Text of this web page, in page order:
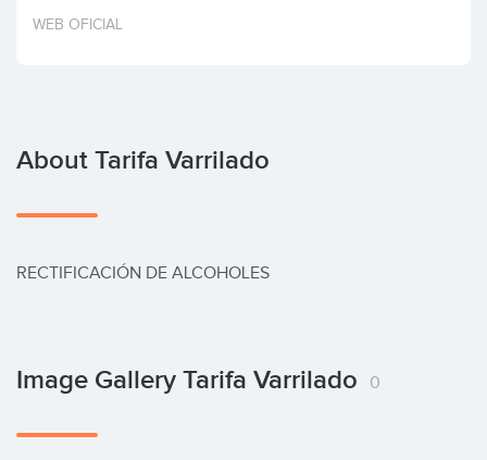
Invest
WEB OFICIAL
About Tarifa Varrilado
RECTIFICACIÓN DE ALCOHOLES
Image Gallery Tarifa Varrilado 0